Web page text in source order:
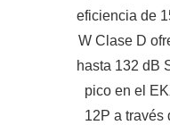
eficiencia de
W Clase D
hasta 132 dB
pico en el
12P a través